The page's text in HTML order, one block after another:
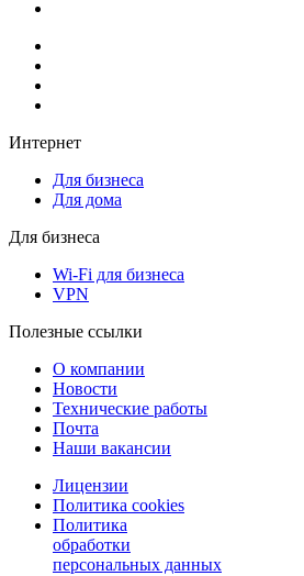
Интернет
Для бизнеса
Для дома
Для бизнеса
Wi-Fi для бизнеса
VPN
Полезные ссылки
О компании
Новости
Технические работы
Почта
Наши вакансии
Лицензии
Политика cookies
Политика
обработки
персональных данных